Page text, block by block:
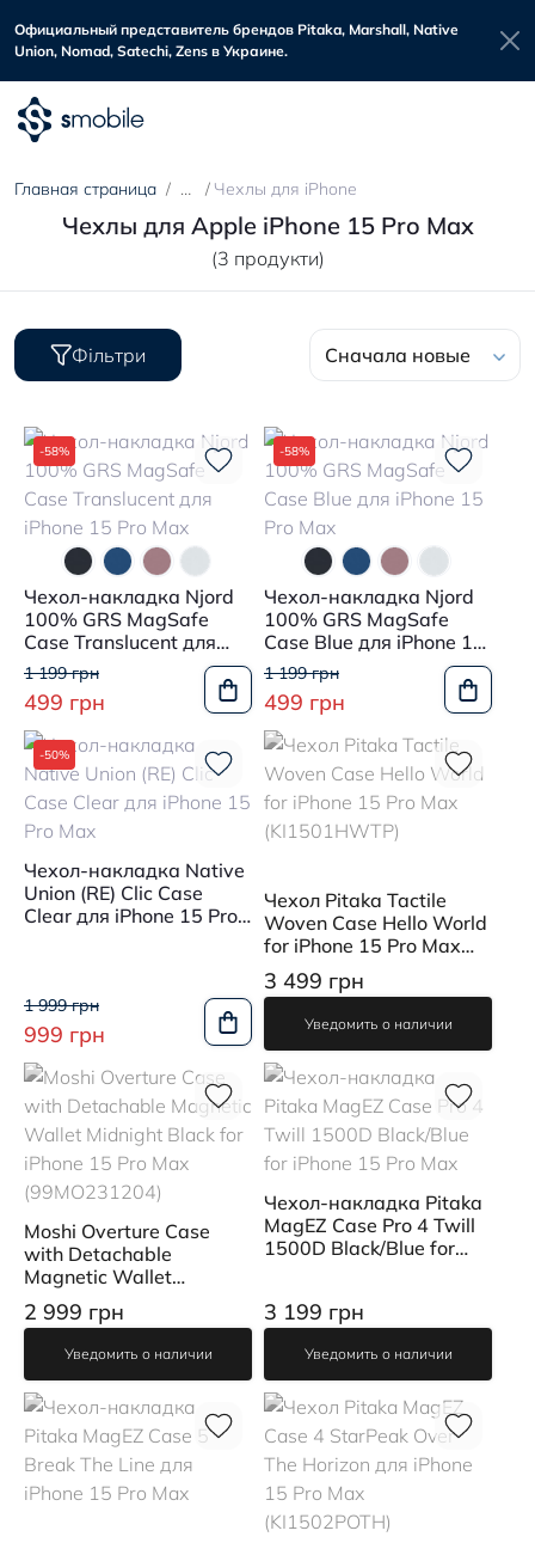
Официальный представитель брендов Pitaka, Marshall, Native
Union, Nomad, Satechi, Zens в Украине.
Главная страница Чехлы для iPhone
Чехлы для Apple iPhone 15 Pro Max
(3 продукти)
Фільтри Сначала новые
-58%
Чехол-накладка Njord
100% GRS MagSafe
Case Translucent для
iPhone 15 Pro Max
1 199 грн
499 грн
-58%
Чехол-накладка Njord
100% GRS MagSafe
Case Blue для iPhone 15
Pro Max
1 199 грн
499 грн
-50%
Чехол-накладка Native
Union (RE) Clic Case
Clear для iPhone 15 Pro
1 999 грн
999 грн
Чехол Pitaka Tactile
Woven Case Hello World
for iPhone 15 Pro Max
(KI1501HWTP)
3 499 грн
Уведомить о наличии
Moshi Overture Case
with Detachable
Magnetic Wallet
Midnight Black for iPhone
15 Pro Max
(99MO231204)
2 999 грн
Уведомить о наличии
Чехол-накладка Pitaka
MagEZ Case Pro 4 Twill
1500D Black/Blue for
3 199 грн
Уведомить о наличии